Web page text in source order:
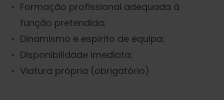
Formação profissional adequada à
função pretendida;
Dinamismo e espírito de equipa;
Disponibilidade imediata;
Viatura própria (obrigatório)